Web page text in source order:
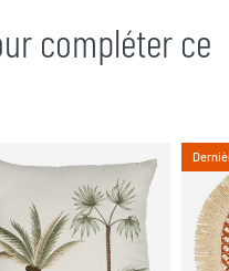
compléter ce